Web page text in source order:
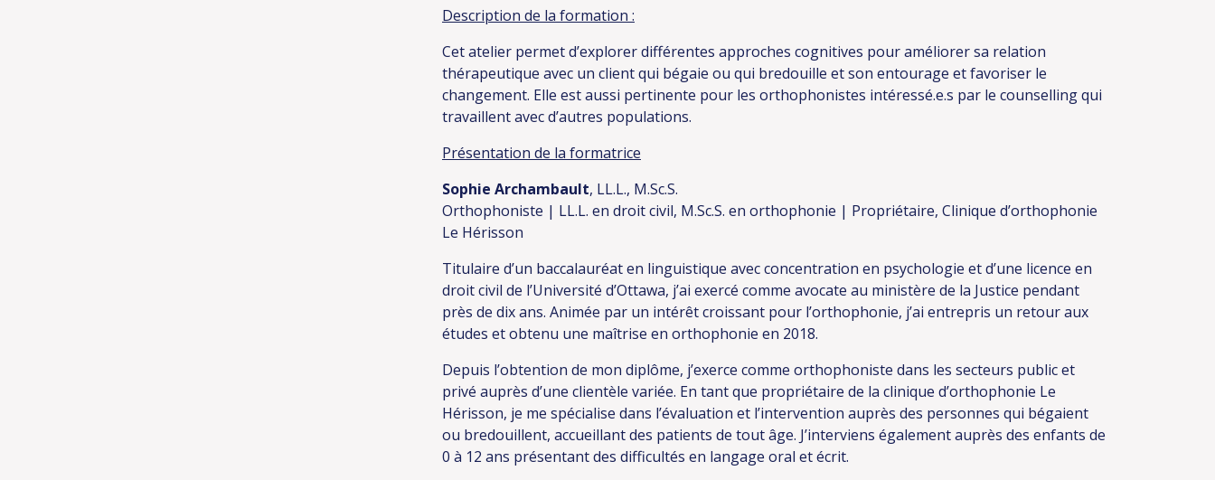
Description de la formation :
Cet atelier permet d’explorer différentes approches cognitives pour améliorer sa relation
thérapeutique avec un client qui bégaie ou qui bredouille et son entourage et favoriser le
changement. Elle est aussi pertinente pour les orthophonistes intéressé.e.s par le counselling qui
travaillent avec d’autres populations.
Présentation de la formatrice
Sophie Archambault, LL.L., M.Sc.S.
Orthophoniste | LL.L. en droit civil, M.Sc.S. en orthophonie | Propriétaire, Clinique d’orthophonie
Le Hérisson
Titulaire d’un baccalauréat en linguistique avec concentration en psychologie et d’une licence en
droit civil de l’Université d’Ottawa, j’ai exercé comme avocate au ministère de la Justice pendant
près de dix ans. Animée par un intérêt croissant pour l’orthophonie, j’ai entrepris un retour aux
études et obtenu une maîtrise en orthophonie en 2018.
Depuis l’obtention de mon diplôme, j’exerce comme orthophoniste dans les secteurs public et
privé auprès d’une clientèle variée. En tant que propriétaire de la clinique d’orthophonie Le
Hérisson, je me spécialise dans l’évaluation et l’intervention auprès des personnes qui bégaient
ou bredouillent, accueillant des patients de tout âge. J’interviens également auprès des enfants de
0 à 12 ans présentant des difficultés en langage oral et écrit.